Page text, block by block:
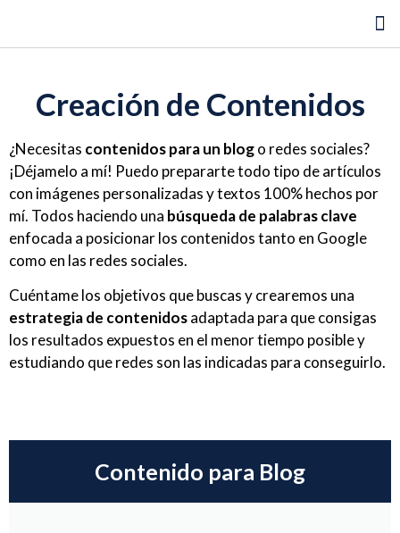
Creación de Contenidos
¿Necesitas contenidos para un blogo redes sociales?
¡Déjamelo a mí! Puedo prepararte todo tipo de artículos
con imágenes personalizadas y textos 100% hechos por
mí. Todos haciendo una búsqueda de palabras clave
enfocada a posicionar los contenidos tanto en Google
como en las redes sociales.
Cuéntame los objetivos que buscas y crearemos una
estrategia de contenidosadaptada para que consigas
los resultados expuestos en el menor tiempo posible y
estudiando que redes son las indicadas para conseguirlo.
Contenido para Blog